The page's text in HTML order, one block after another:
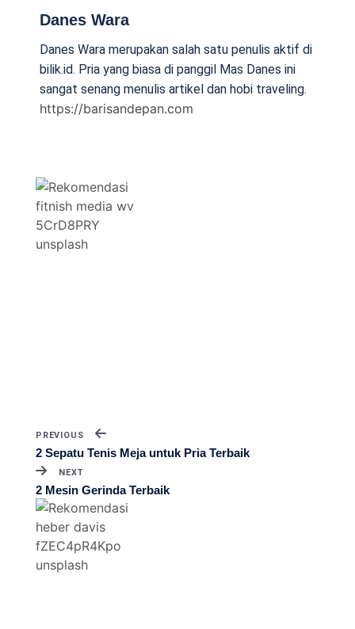
Danes Wara
Danes Wara merupakan salah satu penulis aktif di
bilik.id. Pria yang biasa di panggil Mas Danes ini
sangat senang menulis artikel dan hobi traveling.
https://barisandepan.com
PREVIOUS
2 Sepatu Tenis Meja untuk Pria Terbaik
NEXT
2 Mesin Gerinda Terbaik